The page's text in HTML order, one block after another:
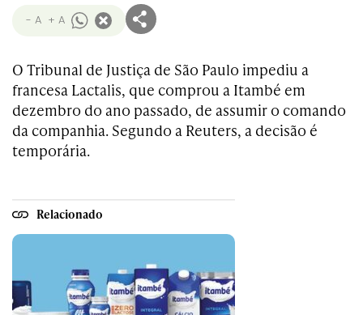
- A + A
O Tribunal de Justiça de São Paulo impediu a
francesa Lactalis, que comprou a Itambé em
dezembro do ano passado, de assumir o comando
da companhia. Segundo a Reuters, a decisão é
temporária.
Relacionado